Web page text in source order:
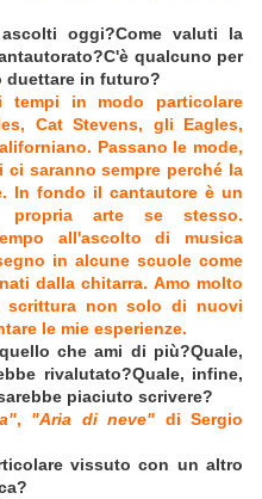
oggi?Come valuti la
qualcuno per
duettare in futuro?
in modo particolare
Cat Stevens, gli Eagles,
Passano le mode,
saranno sempre perché la
In fondo il cantautore è un
propria arte se stesso.
all'ascolto di musica
in alcune scuole come
dalla chitarra. Amo molto
non solo di nuovi
le mie esperienze.
che ami di più?Quale,
rivalutato?Quale, infine,
piaciuto scrivere?
, "Aria di neve" di Sergio
vissuto con un altro